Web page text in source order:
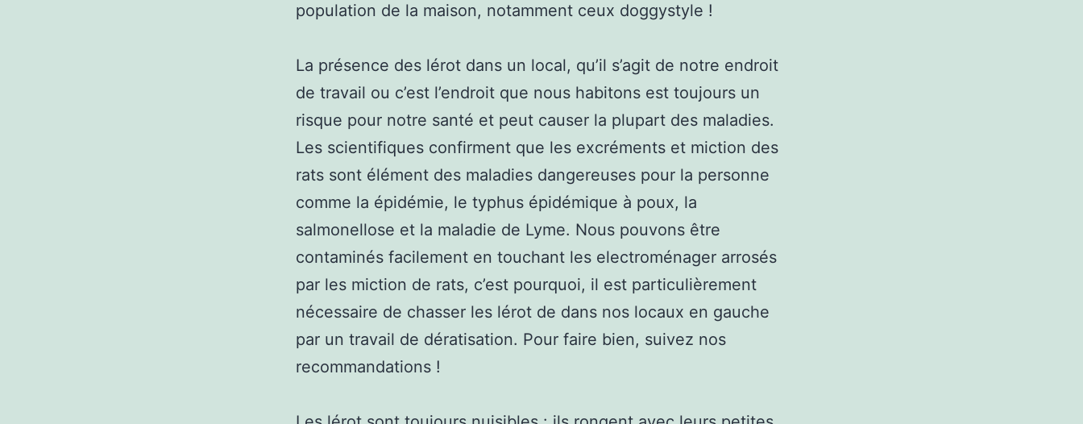
population de la maison, notamment ceux doggystyle !
La présence des lérot dans un local, qu’il s’agit de notre endroit
de travail ou c’est l’endroit que nous habitons est toujours un
risque pour notre santé et peut causer la plupart des maladies.
Les scientifiques confirment que les excréments et miction des
rats sont élément des maladies dangereuses pour la personne
comme la épidémie, le typhus épidémique à poux, la
salmonellose et la maladie de Lyme. Nous pouvons être
contaminés facilement en touchant les electroménager arrosés
par les miction de rats, c’est pourquoi, il est particulièrement
nécessaire de chasser les lérot de dans nos locaux en gauche
par un travail de dératisation. Pour faire bien, suivez nos
recommandations !